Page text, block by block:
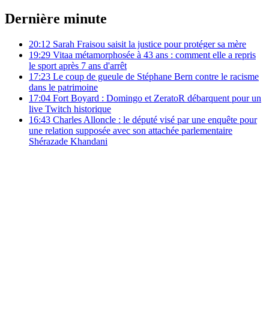
Dernière minute
20:12 Sarah Fraisou saisit la justice pour protéger sa mère
19:29 Vitaa métamorphosée à 43 ans : comment elle a repris
le sport après 7 ans d'arrêt
17:23 Le coup de gueule de Stéphane Bern contre le racisme
dans le patrimoine
17:04 Fort Boyard : Domingo et ZeratoR débarquent pour un
live Twitch historique
16:43 Charles Alloncle : le député visé par une enquête pour
une relation supposée avec son attachée parlementaire
Shérazade Khandani